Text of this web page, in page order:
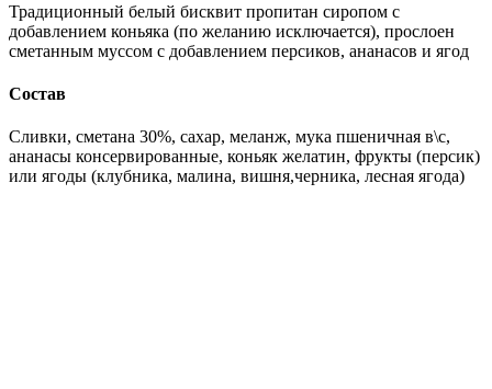
Традиционный белый бисквит пропитан сиропом с
добавлением коньяка (по желанию исключается), прослоен
сметанным муссом с добавлением персиков, ананасов и ягод
Состав
Сливки, сметана 30%, сахар, меланж, мука пшеничная в\с,
ананасы консервированные, коньяк желатин, фрукты (персик)
или ягоды (клубника, малина, вишня,черника, лесная ягода)